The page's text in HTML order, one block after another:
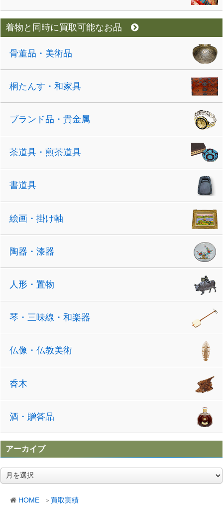
HOME
買取実績
着物と同時に買取可能なお品
骨董品・美術品
桐たんす・和家具
ブランド品・貴金属
茶道具・煎茶道具
書道具
絵画・掛け軸
陶器・漆器
人形・置物
琴・三味線・和楽器
仏像・仏教美術
香木
酒・贈答品
アーカイブ
ア
ー